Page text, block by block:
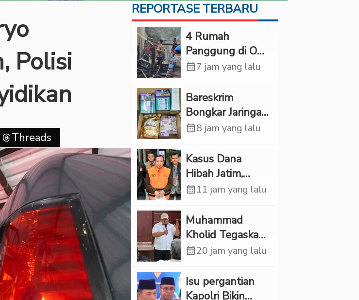
Polisi
Threads
REPORTASE TERBARU
‎4 Rumah
Panggung di OKI
Ludes Terbakar,
Rp1 Miliar
calendar_month7 jam yang lalu
Bareskrim
Bongkar Jaringan
Etomidate dari
Pelaku Ditangkap
calendar_month8 jam yang lalu
Kasus Dana
Hibah Jatim,
Siliwangi: Partai
Jawab Etik-Politik
calendar_month11 jam yang lalu
Muhammad
Kholid Tegaskan
Propaganda
Dilarang dan
Minta Negara
calendar_month20 jam yang lalu
Isu pergantian
Kapolri Bikin